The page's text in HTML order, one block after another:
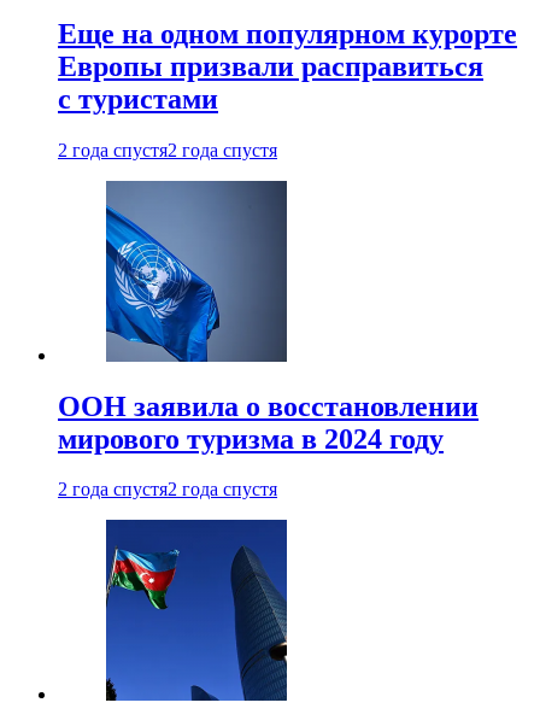
Еще на одном популярном курорте
Европы призвали расправиться
с туристами
2 года спустя2 года спустя
ООН заявила о восстановлении
мирового туризма в 2024 году
2 года спустя2 года спустя